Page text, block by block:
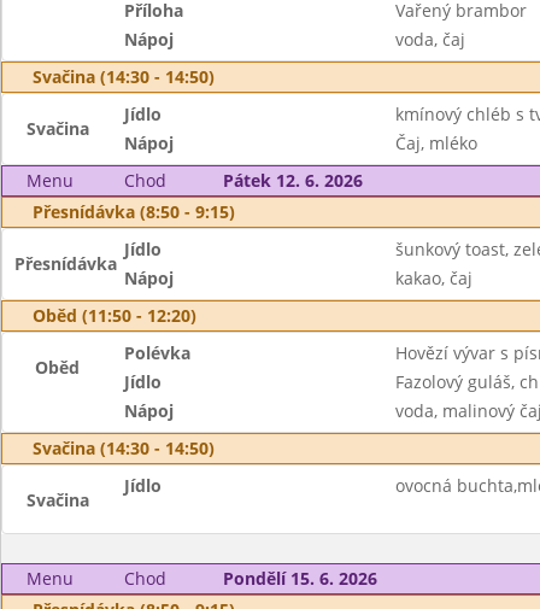
Příloha
Vařený brambor
Nápoj
voda, čaj
Svačina (14:30 - 14:50)
Svačina
Jídlo
kmínový chléb s
Nápoj
Čaj, mléko
Menu
Chod
Pátek 12. 6. 2026
Přesnídávka (8:50 - 9:15)
Přesnídávka
Jídlo
šunkový toast,
Nápoj
kakao, čaj
Oběd (11:50 - 12:20)
Oběd
Polévka
Hovězí vývar s
Jídlo
Fazolový guláš,
Nápoj
voda, malinový
Svačina (14:30 - 14:50)
Svačina
Jídlo ovocná
Menu Chod
Pondělí 15. 6. 2026